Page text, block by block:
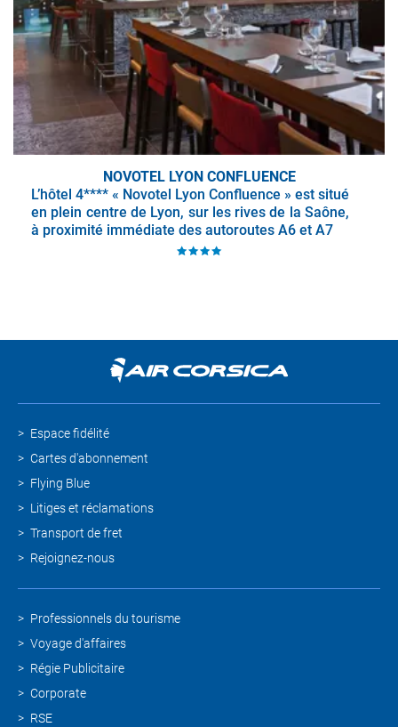
NOVOTEL LYON CONFLUENCE
L’hôtel 4**** « Novotel Lyon Confluence » est situé
en plein centre de Lyon, sur les rives de la Saône,
à proximité immédiate des autoroutes A6 et A7
Espace fidélité
Cartes d'abonnement
Flying Blue
Litiges et réclamations
Transport de fret
Rejoignez-nous
Professionnels du tourisme
Voyage d'affaires
Régie Publicitaire
Corporate
RSE